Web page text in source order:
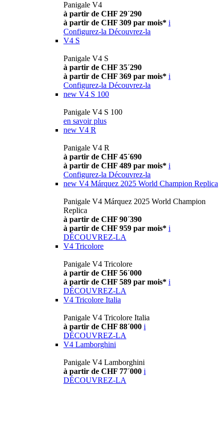
Panigale V4
à partir de CHF 29´290
à partir de CHF 309 par mois* i
Configurez-la Découvrez-la
V4 S
Panigale V4 S
à partir de CHF 35´290
à partir de CHF 369 par mois* i
Configurez-la Découvrez-la
new V4 S 100
Panigale V4 S 100
en savoir plus
new V4 R
Panigale V4 R
à partir de CHF 45´690
à partir de CHF 489 par mois* i
Configurez-la Découvrez-la
new V4 Márquez 2025 World Champion Replica
Panigale V4 Márquez 2025 World Champion
Replica
à partir de CHF 90´390
à partir de CHF 959 par mois* i
DÉCOUVREZ-LA
V4 Tricolore
Panigale V4 Tricolore
à partir de CHF 56´000
à partir de CHF 589 par mois* i
DÉCOUVREZ-LA
V4 Tricolore Italia
Panigale V4 Tricolore Italia
à partir de CHF 88´000 i
DÉCOUVREZ-LA
V4 Lamborghini
Panigale V4 Lamborghini
à partir de CHF 77´000 i
DÉCOUVREZ-LA